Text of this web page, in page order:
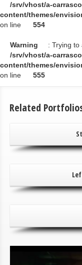
/srv/vhost/a-
content/themes/
on line
554
Warning
: Trying to
/srv/vhost/a-
content/themes/
on line
555
Related